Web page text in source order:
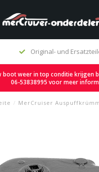
Original- und
boot weer in top conditie krijgen
06-53838995 voor meer
/ MerCruiser